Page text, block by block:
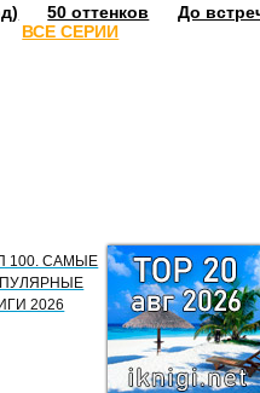
50 оттенков До
ВСЕ СЕРИИ
100. САМЫЕ
2026